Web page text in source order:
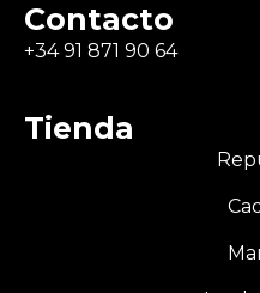
Contacto
+34 91 871 90 64
Tienda